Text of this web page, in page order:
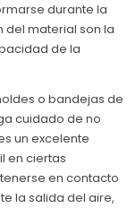
durante la
del material son la
de la
o bandejas de
cuidado de no
un excelente
en ciertas
en contacto
la salida del aire,